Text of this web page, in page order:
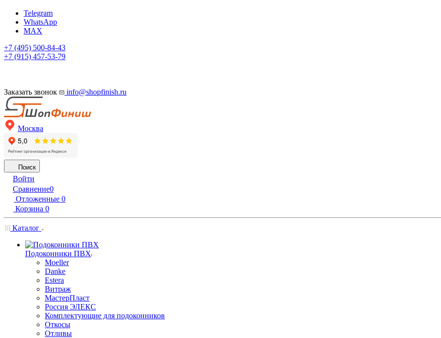
Telegram
WhatsApp
MAX
+7 (495) 500-84-43
+7 (915) 457-53-79
Заказать звонок info@shopfinish.ru
Москва
Поиск
Войти
Сравнение0
Отложенные 0
Корзина 0
Каталог
Подоконники ПВХ
Moeller
Danke
Estera
Витраж
МастерПласт
Россия ЭЛЕКС
Комплектующие для подоконников
Откосы
Отливы